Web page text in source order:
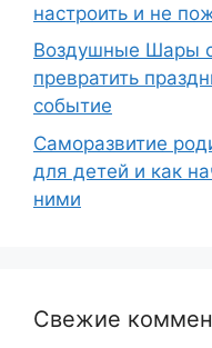
настроить и не
Воздушные Шары
превратить
событие
Саморазвитие
для детей и как
ними
Свежие